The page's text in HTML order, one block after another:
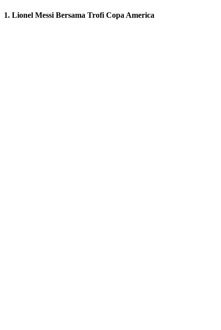
1. Lionel Messi Bersama Trofi Copa America